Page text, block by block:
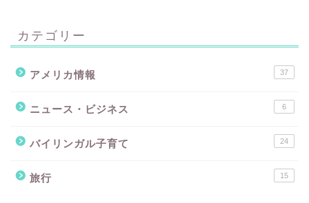
カテゴリー
アメリカ情報 37
ニュース・ビジネス 6
バイリンガル子育て 24
旅行 15